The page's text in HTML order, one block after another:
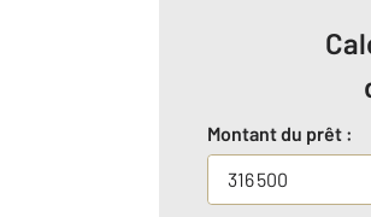
Montant du prêt :